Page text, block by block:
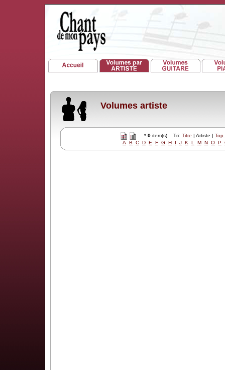
Volumes artiste
* 0 item(s) Tri: Titre | Artiste | Top
A
B C D E F G H I J K L M N O P